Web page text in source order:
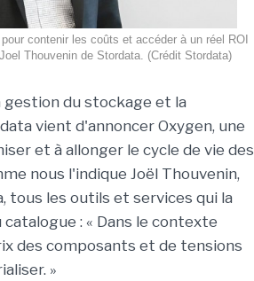
contenir les coûts et accéder à un réel ROI
Thouvenin de Stordata. (Crédit Stordata)
du stockage et la
vient d'annoncer Oxygen, une
et à allonger le cycle de vie des
nous l'indique Joël Thouvenin,
tous les outils et services qui la
: « Dans le contexte
des composants et de tensions
»